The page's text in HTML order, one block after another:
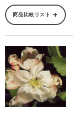
商品比較リスト